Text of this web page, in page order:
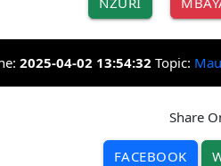
2025-04-02 13:54:32 Topic:
Share
FACEBOOK